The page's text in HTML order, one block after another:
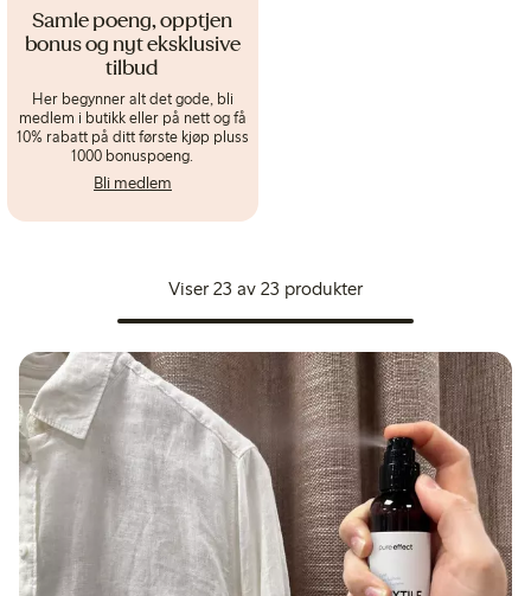
Samle poeng, opptjen
bonus og nyt eksklusive
tilbud
Her begynner alt det gode, bli
medlem i butikk eller på nett og få
10% rabatt på ditt første kjøp pluss
1000 bonuspoeng.
Bli medlem
Viser 23 av 23 produkter